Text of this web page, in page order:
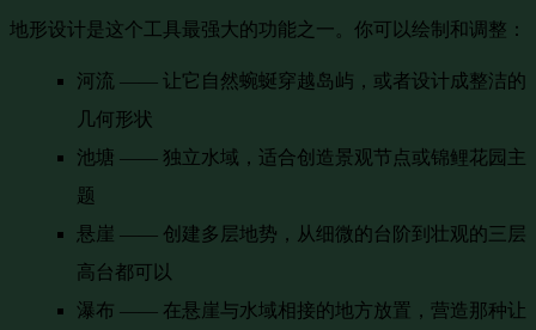
地形设计是这个工具最强大的功能之一。你可以绘制和调整：
河流 —— 让它自然蜿蜒穿越岛屿，或者设计成整洁的
几何形状
池塘 —— 独立水域，适合创造景观节点或锦鲤花园主
题
悬崖 —— 创建多层地势，从细微的台阶到壮观的三层
高台都可以
瀑布 —— 在悬崖与水域相接的地方放置，营造那种让